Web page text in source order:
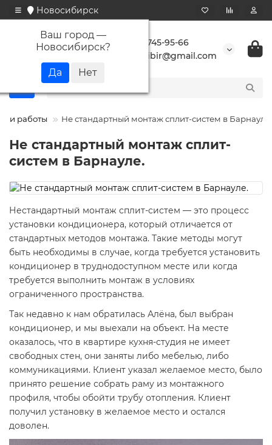
Новосибирск
Ваш город —
Новосибирск?
+7 923 745-95-66
buransibir@gmail.com
работы Не стандартный монтаж сплит-систем в Барнауле.
Не стандартный монтаж сплит-
систем в Барнауле.
Нестандартный монтаж сплит-систем — это процесс
установки кондиционера, который отличается от
стандартных методов монтажа. Такие методы могут
быть необходимы в случае, когда требуется установить
кондиционер в труднодоступном месте или когда
требуется выполнить монтаж в условиях
ограниченного пространства.
Так недавно к нам обратилась Алёна, был выбран
кондиционер, и мы выехали на объект. На месте
оказалось, что в квартире кухня-студия не имеет
свободных стен, они заняты либо мебелью, либо
коммуникациями. Клиент указал желаемое место, было
принято решение собрать раму из монтажного
профиля, чтобы обойти трубу отопления. Клиент
получил установку в желаемое место и остался
доволен.